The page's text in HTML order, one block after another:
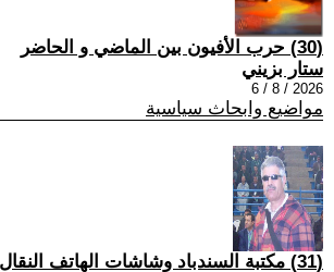
(30) حرب الأفيون بين الماضي و الحاضر
ستار بزيني
2026 / 8 / 6
مواضيع وابحاث سياسية
(31) مكتبة السندباد وشاشات الهاتف النقال